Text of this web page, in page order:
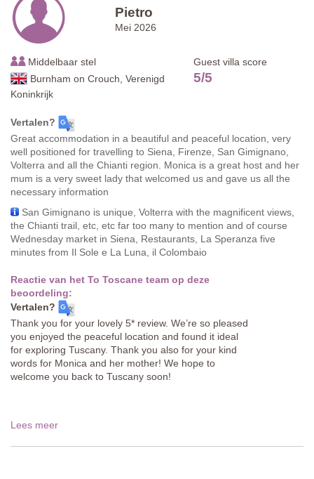
Pietro
Mei 2026
Middelbaar stel
Burnham on Crouch, Verenigd
Koninkrijk
Guest villa score
5/5
Vertalen?
Great accommodation in a beautiful and peaceful location, very
well positioned for travelling to Siena, Firenze, San Gimignano,
Volterra and all the Chianti region. Monica is a great host and her
mum is a very sweet lady that welcomed us and gave us all the
necessary information
San Gimignano is unique, Volterra with the magnificent views,
the Chianti trail, etc, etc far too many to mention and of course
Wednesday market in Siena, Restaurants, La Speranza five
minutes from Il Sole e La Luna, il Colombaio
Reactie van het To Toscane team op deze
beoordeling:
Vertalen?
Thank you for your lovely 5* review. We’re so pleased
you enjoyed the peaceful location and found it ideal
for exploring Tuscany. Thank you also for your kind
words for Monica and her mother! We hope to
welcome you back to Tuscany soon!
Lees meer